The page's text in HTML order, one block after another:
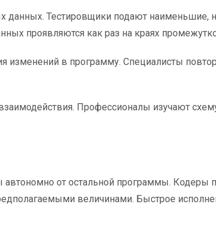
данных. Тестировщики подают наименьшие,
проявляются как раз на краях
изменений в программу. Специалисты
Профессионалы изучают
от остальной программы. Кодеры
величинами. Быстрое